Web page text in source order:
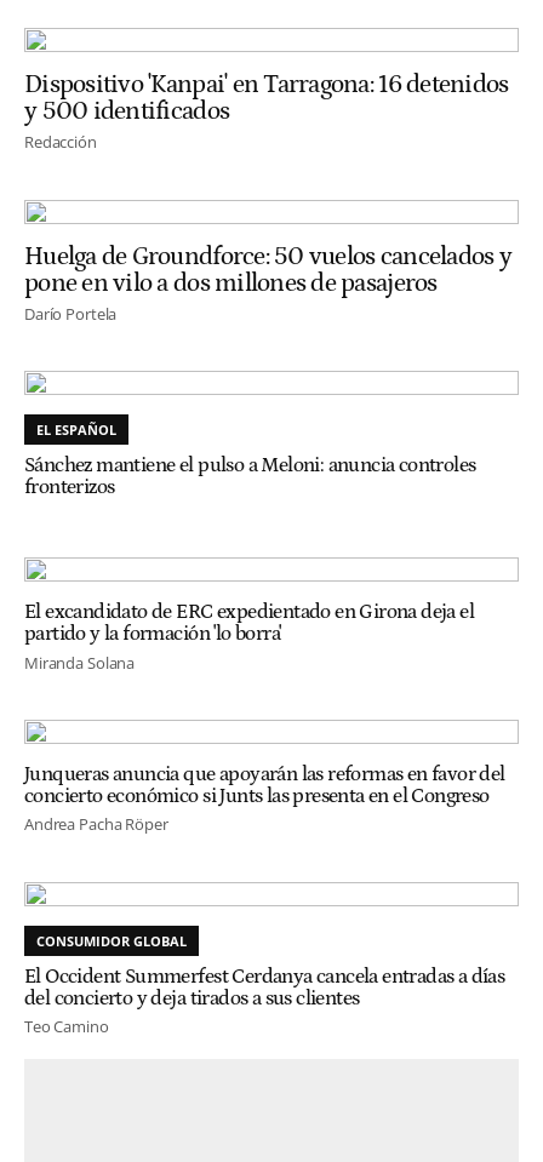
Dispositivo 'Kanpai' en Tarragona: 16 detenidos
y 500 identificados
Redacción
Huelga de Groundforce: 50 vuelos cancelados y
pone en vilo a dos millones de pasajeros
Darío Portela
EL ESPAÑOL
Sánchez mantiene el pulso a Meloni: anuncia controles
fronterizos
El excandidato de ERC expedientado en Girona deja el
partido y la formación 'lo borra'
Miranda Solana
Junqueras anuncia que apoyarán las reformas en favor del
concierto económico si Junts las presenta en el Congreso
Andrea Pacha Röper
CONSUMIDOR GLOBAL
El Occident Summerfest Cerdanya cancela entradas a días
del concierto y deja tirados a sus clientes
Teo Camino